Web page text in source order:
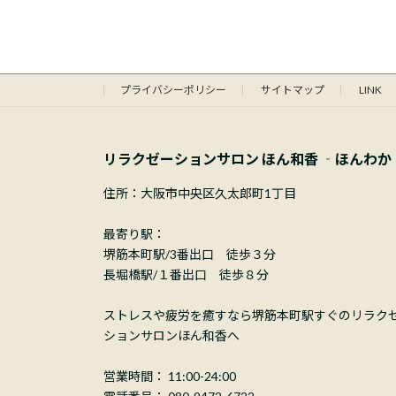
プライバシーポリシー サイトマップ LINK
リラクゼーションサロン ほん和香 ‐ほんわ
住所：大阪市中央区久太郎町1丁目
最寄り駅：
堺筋本町駅/3番出口 徒歩３分
長堀橋駅/１番出口 徒歩８分
ストレスや疲労を癒すなら堺筋本町駅すぐのリラク
ションサロンほん和香へ
営業時間： 11:00-24:00